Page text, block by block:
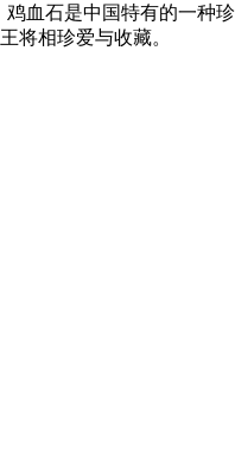
血石是中国特有的一种
将相珍爱与收藏。